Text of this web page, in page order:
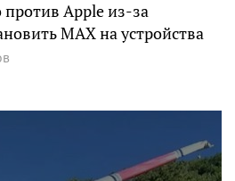
Apple из-за
MAX на устройства